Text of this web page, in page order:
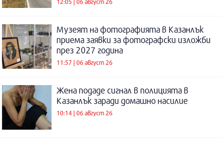
12:05 | 06 август 26
Музеят на фотографията в Казанлък
приема заявки за фотографски изложби
през 2027 година
11:57 | 06 август 26
Жена подаде сигнал в полицията в
Казанлък заради домашно насилие
10:14 | 06 август 26